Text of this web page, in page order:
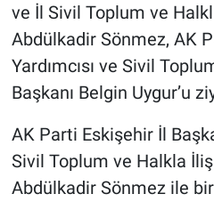
ve İl Sivil Toplum ve
Abdülkadir Sönmez, AK
Yardımcısı ve Sivil
Başkanı Belgin Uygur’u
AK Parti Eskişehir İl
Sivil Toplum ve Halkla
Abdülkadir Sönmez ile
Bilim ve Teknoloji